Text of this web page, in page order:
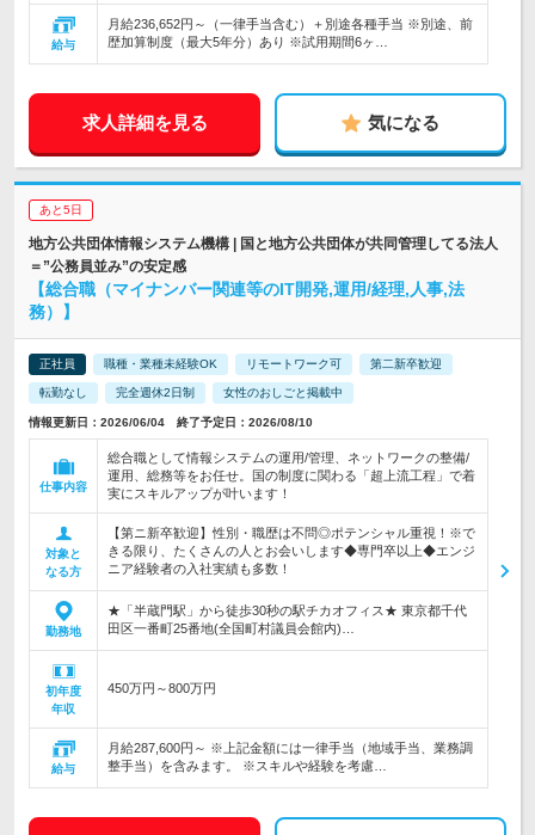
給与
月給236,652円～（一律手当含む）＋別途各種手当 ※別途、前
歴加算制度（最大5年分）あり ※試用期間6ヶ…
求人詳細を見る 気になる
あと5日
地方公共団体情報システム機構 | 国と地方公共団体が共同管理してる法人
＝”公務員並み”の安定感
【総合職（マイナンバー関連等のIT開発,運用/経理,人事,法
務）】
正社員 職種・業種未経験OK リモートワーク可 第二新卒歓迎
転勤なし 完全週休2日制 女性のおしごと掲載中
情報更新日：2026/06/04 終了予定日：2026/08/10
仕事内容
総合職として情報システムの運用/管理、ネットワークの整備/
運用、総務等をお任せ。国の制度に関わる「超上流工程」で着
実にスキルアップが叶います！
対象と
なる方
【第ニ新卒歓迎】性別・職歴は不問◎ポテンシャル重視！※で
きる限り、たくさんの人とお会いします◆専門卒以上◆エンジ
ニア経験者の入社実績も多数！
勤務地
★「半蔵門駅」から徒歩30秒の駅チカオフィス★ 東京都千代
田区一番町25番地(全国町村議員会館内)…
初年度
年収
450万円～800万円
給与
月給287,600円～ ※上記金額には一律手当（地域手当、業務調
整手当）を含みます。 ※スキルや経験を考慮…